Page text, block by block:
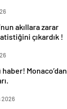
akıllara zarar
çıkardık !
Monaco’dan
2026